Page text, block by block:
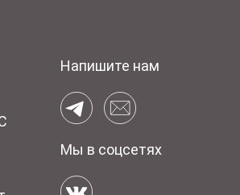
Напишите нам
Мы в соцсетях